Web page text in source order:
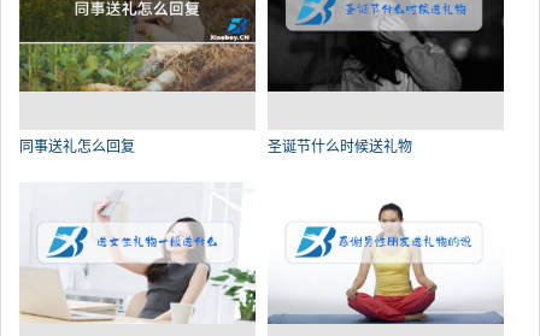
同事送礼怎么回复 圣诞节什么时候送礼物